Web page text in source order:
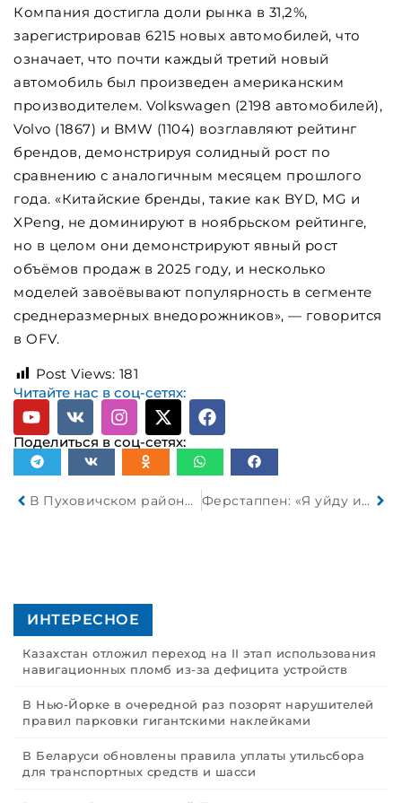
Компания достигла доли рынка в 31,2%,
зарегистрировав 6215 новых автомобилей, что
означает, что почти каждый третий новый
автомобиль был произведен американским
производителем. Volkswagen (2198 автомобилей),
Volvo (1867) и BMW (1104) возглавляют рейтинг
брендов, демонстрируя солидный рост по
сравнению с аналогичным месяцем прошлого
года. «Китайские бренды, такие как BYD, MG и
XPeng, не доминируют в ноябрьском рейтинге,
но в целом они демонстрируют явный рост
объёмов продаж в 2025 году, и несколько
моделей завоёвывают популярность в сегменте
среднеразмерных внедорожников», — говорится
в OFV.
Post Views: 181
Читайте нас в соц-сетях:
Поделиться в соц-сетях:
В Пуховичском районе опрокинулся «УАЗ» Ферстаппен: «Я уйду из Формулы-1, если новые машины не будут интересными»
ИНТЕРЕСНОЕ
Казахстан отложил переход на II этап использования
навигационных пломб из-за дефицита устройств
В Нью-Йорке в очередной раз позорят нарушителей
правил парковки гигантскими наклейками
В Беларуси обновлены правила уплаты утильсбора
для транспортных средств и шасси